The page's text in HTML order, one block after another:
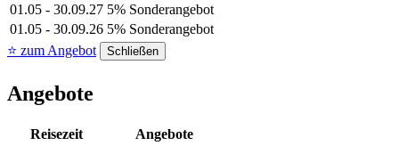
01.05 - 30.09.27 5% Sonderangebot
01.05 - 30.09.26 5% Sonderangebot
⭐ zum Angebot
Schließen
Angebote
Reisezeit
Angebote